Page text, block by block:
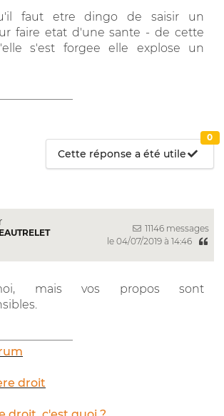
faut etre dingo de saisir un
faire etat d'une sante - de cette
s'est forgee elle explose un
Cette réponse a été utile
0
11146 messages
le 04/07/2019 à 14:46
moi, mais vos propos sont
droit